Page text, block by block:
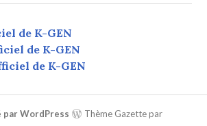
de K-GEN
de K-GEN
de K-GEN
WordPress
Thème Gazette par